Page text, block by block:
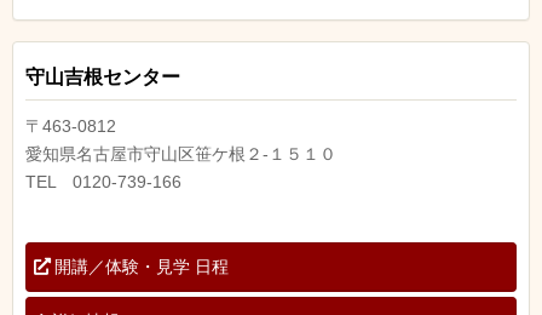
守山吉根センター
〒463-0812
愛知県名古屋市守山区笹ケ根２-１５１０
TEL 0120-739-166
開講／体験・見学 日程